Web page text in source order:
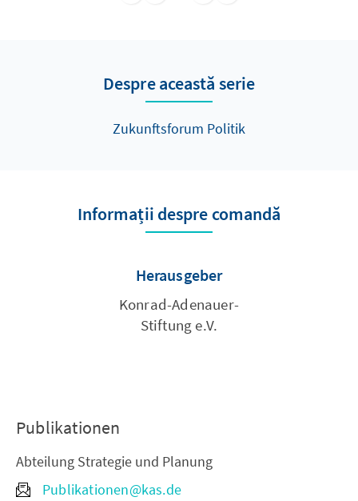
Überblick und einen Einstieg in die Thematik.
Despre această serie
Zukunftsforum Politik
Informații despre comandă
Herausgeber
Konrad-Adenauer-
Stiftung e.V.
Publikationen
Abteilung Strategie und Planung
Publikationen@kas.de